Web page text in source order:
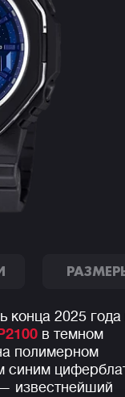
конца 2025 года
в темном
полимерном
синим
известнейший